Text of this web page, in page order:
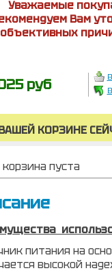
Уважаемые
Вам
объективных
руб
КОРЗИНЕ
пуста
питания на
высокой